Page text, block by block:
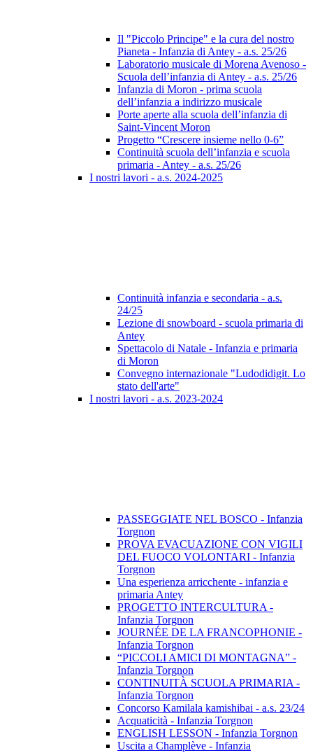
Il "Piccolo Principe" e la cura del nostro
Pianeta - Infanzia di Antey - a.s. 25/26
Laboratorio musicale di Morena Avenoso -
Scuola dell’infanzia di Antey - a.s. 25/26
Infanzia di Moron - prima scuola
dell’infanzia a indirizzo musicale
Porte aperte alla scuola dell’infanzia di
Saint-Vincent Moron
Progetto “Crescere insieme nello 0-6”
Continuità scuola dell’infanzia e scuola
primaria - Antey - a.s. 25/26
I nostri lavori - a.s. 2024-2025
Continuità infanzia e secondaria - a.s.
24/25
Lezione di snowboard - scuola primaria di
Antey
Spettacolo di Natale - Infanzia e primaria
di Moron
Convegno internazionale "Ludodidigit. Lo
stato dell'arte"
I nostri lavori - a.s. 2023-2024
PASSEGGIATE NEL BOSCO - Infanzia
Torgnon
PROVA EVACUAZIONE CON VIGILI
DEL FUOCO VOLONTARI - Infanzia
Torgnon
Una esperienza arricchente - infanzia e
primaria Antey
PROGETTO INTERCULTURA -
Infanzia Torgnon
JOURNÉE DE LA FRANCOPHONIE -
Infanzia Torgnon
“PICCOLI AMICI DI MONTAGNA” -
Infanzia Torgnon
CONTINUITÀ SCUOLA PRIMARIA -
Infanzia Torgnon
Concorso Kamilala kamishibai - a.s. 23/24
Acquaticità - Infanzia Torgnon
ENGLISH LESSON - Infanzia Torgnon
Uscita a Champlève - Infanzia